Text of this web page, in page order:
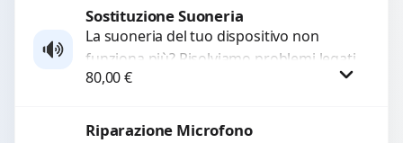
Procedi
Sostituzione Suoneria
La suoneria del tuo dispositivo non
funziona più? Risolviamo problemi legati
a moduli audio difettosi con interventi
80,00€
Procedi
Riparazione Microfono